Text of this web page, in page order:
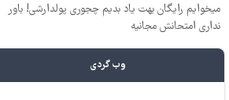
میخوایم رایگان بهت یاد بدیم چجوری پولدارشی! باور
نداری امتحانش مجانیه
وب گردی